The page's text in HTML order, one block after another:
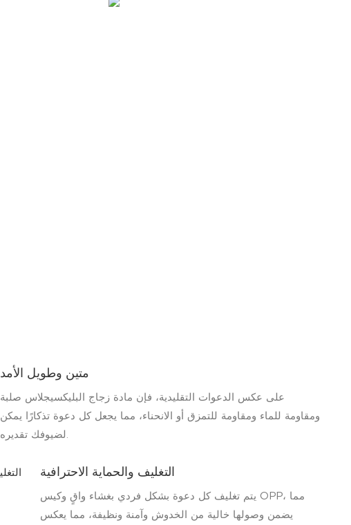
متين وطويل الأمد
على عكس الدعوات التقليدية، فإن مادة زجاج البليكسيجلاس صلبة
ومقاومة للماء ومقاومة للتمزق أو الانحناء، مما يجعل كل دعوة تذكارًا يمكن
التغليف والحماية الاحترافية
يتم تغليف كل دعوة بشكل فردي بغشاء واقٍ وكيس OPP، مما
يضمن وصولها خالية من الخدوش وآمنة ونظيفة، مما يعكس